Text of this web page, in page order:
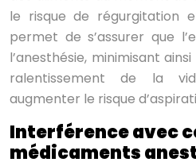
le risque de régurgitation
permet de s’assurer que
l’anesthésie, minimisant
ralentissement de la
augmenter le risque
Interférence avec
médicaments